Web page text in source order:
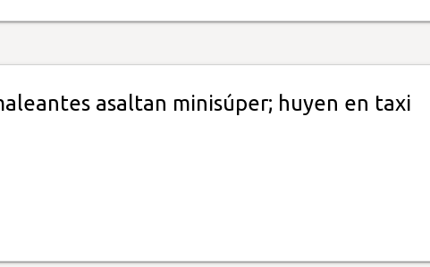
asaltan minisúper; huyen en taxi